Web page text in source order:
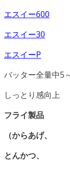
エスイー600
エスイー30
エスイーP
バッター全量中5
しっとり感向上
フライ製品
（からあげ、
とんかつ、